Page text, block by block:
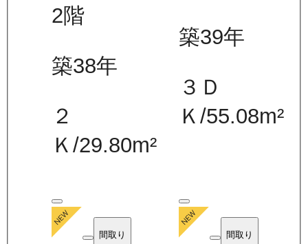
2階
築38年
２
Ｋ/29.80m²
築39年
３Ｄ
Ｋ /55.08m²
間取り 間取り